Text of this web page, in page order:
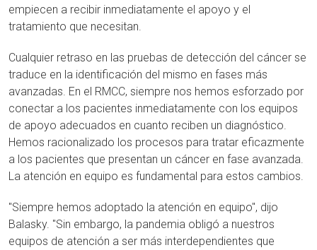
empiecen a recibir inmediatamente el apoyo y el
tratamiento que necesitan.
Cualquier retraso en las pruebas de detección del cáncer se
traduce en la identificación del mismo en fases más
avanzadas. En el RMCC, siempre nos hemos esforzado por
conectar a los pacientes inmediatamente con los equipos
de apoyo adecuados en cuanto reciben un diagnóstico.
Hemos racionalizado los procesos para tratar eficazmente
a los pacientes que presentan un cáncer en fase avanzada.
La atención en equipo es fundamental para estos cambios.
"Siempre hemos adoptado la atención en equipo", dijo
Balasky. "Sin embargo, la pandemia obligó a nuestros
equipos de atención a ser más interdependientes que